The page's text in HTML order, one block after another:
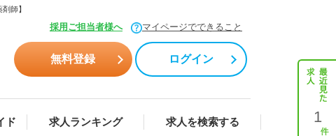
師】
採用ご担当者様へ マイページでできること
無料登録 ログイン
ド 求人ランキング 求人を検索する 1